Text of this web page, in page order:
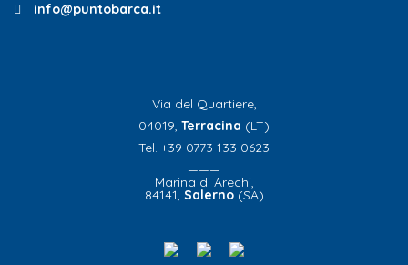
info@puntobarca.it
Via del Quartiere,
04019, Terracina (LT)
Tel. +39 0773 133 0623
———
Marina di Arechi,
84141, Salerno(SA)